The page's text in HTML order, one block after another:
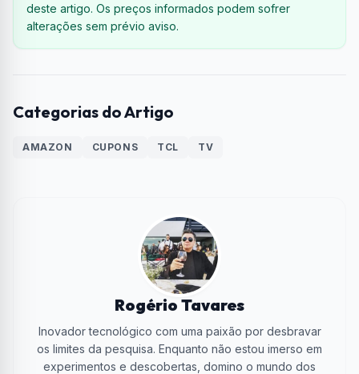
deste artigo. Os preços informados podem sofrer
alterações sem prévio aviso.
Categorias do Artigo
AMAZON CUPONS TCL TV
Rogério Tavares
Inovador tecnológico com uma paixão por desbravar
os limites da pesquisa. Enquanto não estou imerso em
experimentos e descobertas, domino o mundo dos